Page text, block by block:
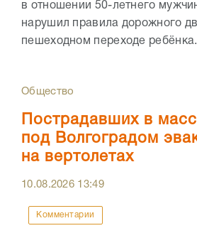
в отношении 50-летнего
нарушил правила дорожного
пешеходном переходе
Общество
Пострадавших в
под Волгоградом
на вертолетах
10.08.2026 13:49
Комментарии